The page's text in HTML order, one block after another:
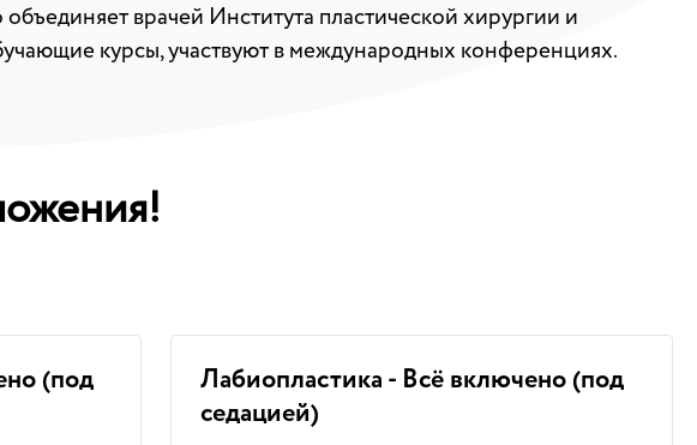
врачей Института пластической хирургии и
курсы, участвуют в международных конференциях.
(под
Лабиопластика - Всё включено (под
седацией)